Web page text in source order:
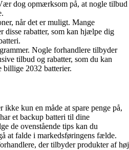
dog opmærksom på, at nogle tilbud
når det er muligt. Mange
disse rabatter, som kan hjælpe dig
Nogle forhandlere tilbyder
tilbud og rabatter, som du kan
billige 2032 batterier.
kun en måde at spare penge på,
et backup batteri til dine
de ovenstående tips kan du
at falde i markedsføringens fælde.
der tilbyder produkter af høj